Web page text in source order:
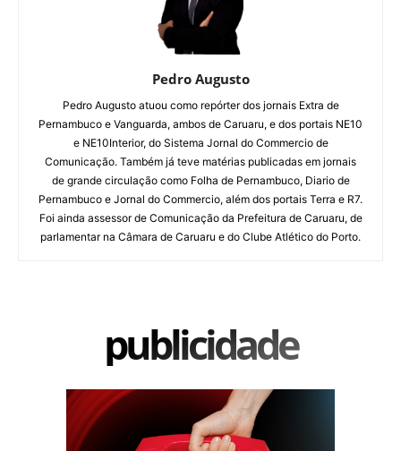
Pedro Augusto
Pedro Augusto atuou como repórter dos jornais Extra de
Pernambuco e Vanguarda, ambos de Caruaru, e dos portais NE10
e NE10Interior, do Sistema Jornal do Commercio de
Comunicação. Também já teve matérias publicadas em jornais
de grande circulação como Folha de Pernambuco, Diario de
Pernambuco e Jornal do Commercio, além dos portais Terra e R7.
Foi ainda assessor de Comunicação da Prefeitura de Caruaru, de
parlamentar na Câmara de Caruaru e do Clube Atlético do Porto.
publicidade